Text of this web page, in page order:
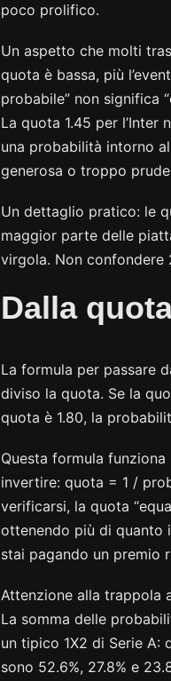
poco prolifico.
Un aspetto che molti
quota è bassa, più
probabile” non significa
La quota 1.45 per l’Inter
una probabilità intorno
generosa o troppo
Un dettaglio pratico: le
maggior parte delle
virgola. Non
Dalla
La formula per passare
diviso la quota. Se la
quota è 1.80, la
Questa formula
invertire: quota = 1 /
verificarsi, la quota
ottenendo più di quanto
stai pagando un premio
Attenzione alla trappola
La somma delle
un tipico 1X2 di Serie A:
sono 52.6%, 27.8% e